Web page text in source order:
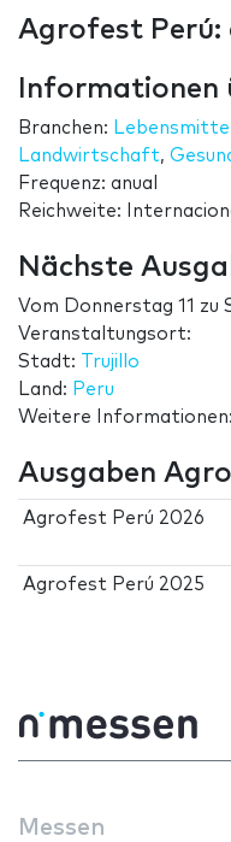
Agrofest Perú:
Informationen
Branchen:
Landwirtschaft,
Frequenz: anual
Reichweite:
Nächste
Vom Donnerstag 11 zu
Veranstaltungsort:
Stadt:
Trujillo
Land: Peru
Weitere Informationen:
Ausgaben
Agrofest Perú 2026
Agrofest Perú 2025
Messen